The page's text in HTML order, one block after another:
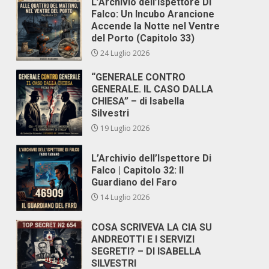
Falco: Un Incubo Arancione
Accende la Notte nel Ventre
del Porto (Capitolo 33)
24 Luglio 2026
“GENERALE CONTRO
GENERALE. IL CASO DALLA
CHIESA” – di Isabella
Silvestri
19 Luglio 2026
L’Archivio dell’Ispettore Di
Falco | Capitolo 32: Il
Guardiano del Faro
14 Luglio 2026
COSA SCRIVEVA LA CIA SU
ANDREOTTI E I SERVIZI
SEGRETI? – DI ISABELLA
SILVESTRI